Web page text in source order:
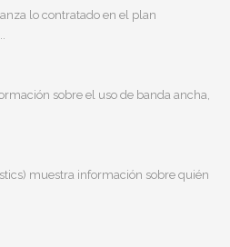
lo contratado en el plan
sobre el uso de banda ancha,
muestra información sobre quién